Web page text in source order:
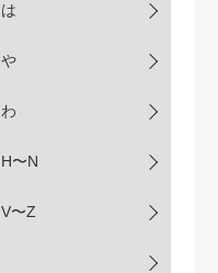
は
や
わ
H〜N
V〜Z